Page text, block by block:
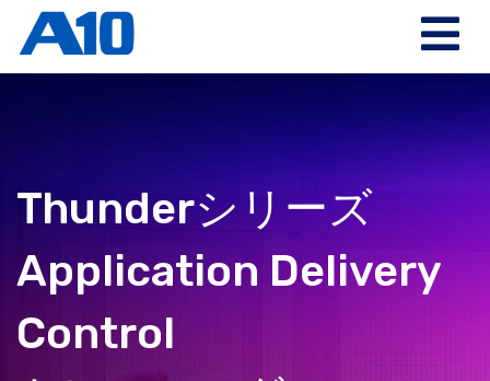
Thunderシリーズ
Application Delivery
Control